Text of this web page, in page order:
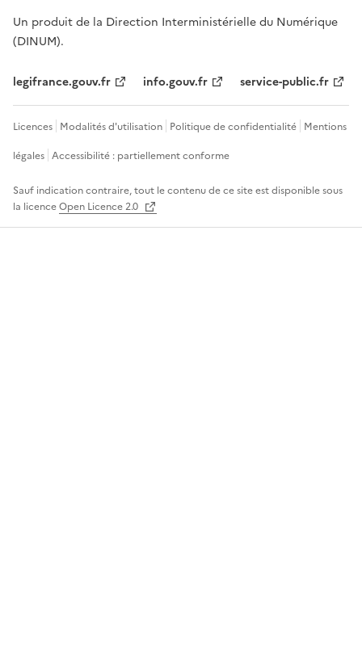
Un produit de la Direction Interministérielle du Numérique
(DINUM).
legifrance.gouv.fr info.gouv.fr service-public.fr
Licences Modalités d'utilisation Politique de confidentialité Mentions
légales Accessibilité : partiellement conforme
Sauf indication contraire, tout le contenu de ce site est disponible sous
la licenceOpen Licence 2.0